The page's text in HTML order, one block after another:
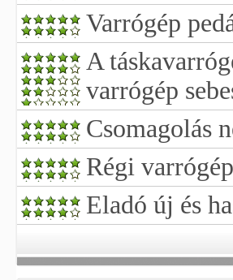
Varrógép
A
varrógép
Csomagolás
Régi
Eladó új és